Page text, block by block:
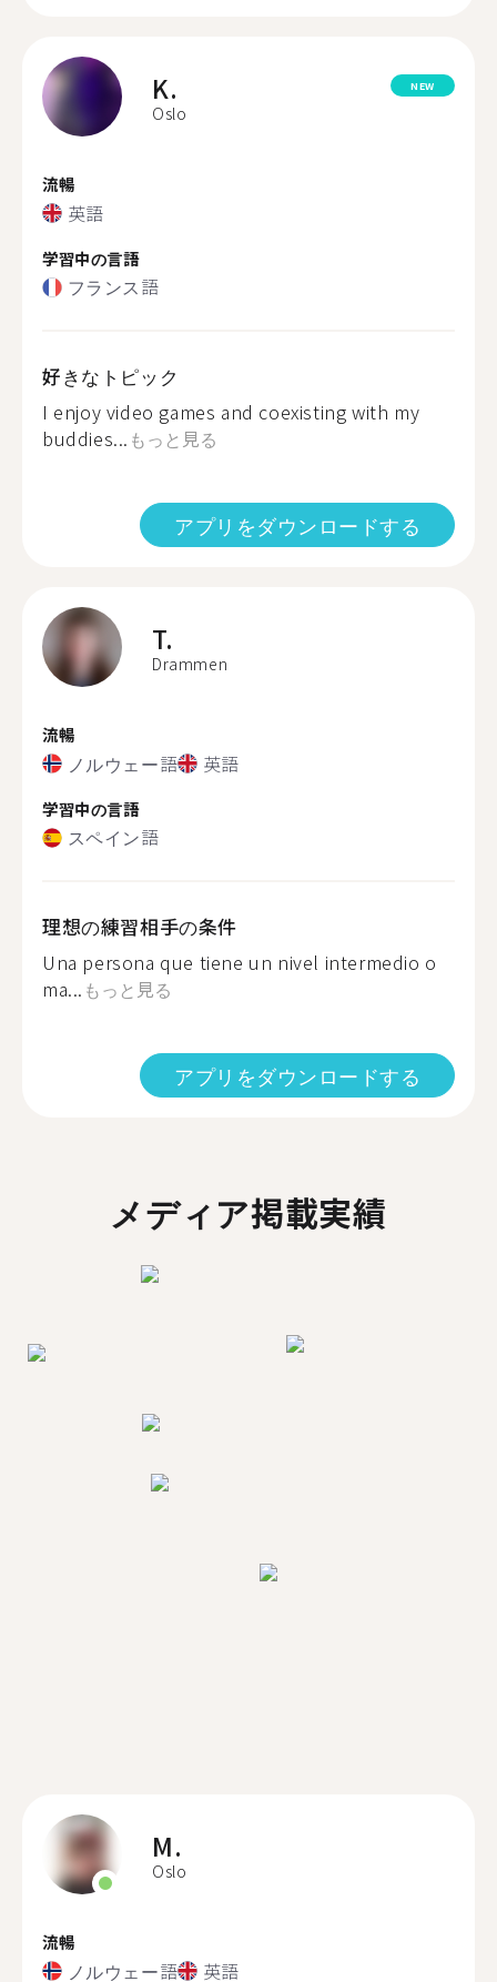
K.
Oslo
NEW
流暢
英語
学習中の言語
フランス語
好きなトピック
I enjoy video games and coexisting with my
buddies... もっと見る
アプリをダウンロードする
T.
Drammen
流暢
ノルウェー語 英語
学習中の言語
スペイン語
理想の練習相手の条件
Una persona que tiene un nivel intermedio o
ma... もっと見る
アプリをダウンロードする
メディア掲載実績
M.
Oslo
流暢
ノルウェー語 英語